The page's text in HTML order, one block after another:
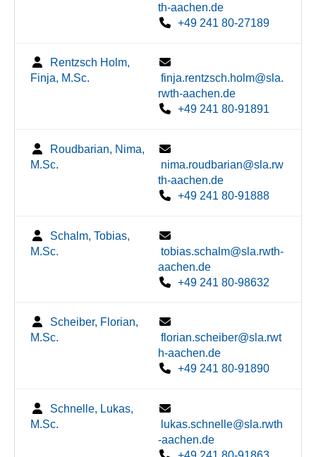
th-aachen.de
+49 241 80-27189
Rentzsch Holm,
Finja, M.Sc.
finja.rentzsch.holm@sla.
rwth-aachen.de
+49 241 80-91891
Roudbarian, Nima,
M.Sc.
nima.roudbarian@sla.rw
th-aachen.de
+49 241 80-91888
Schalm, Tobias,
M.Sc.
tobias.schalm@sla.rwth-
aachen.de
+49 241 80-98632
Scheiber, Florian,
M.Sc.
florian.scheiber@sla.rwt
h-aachen.de
+49 241 80-91890
Schnelle, Lukas,
M.Sc.
lukas.schnelle@sla.rwth
-aachen.de